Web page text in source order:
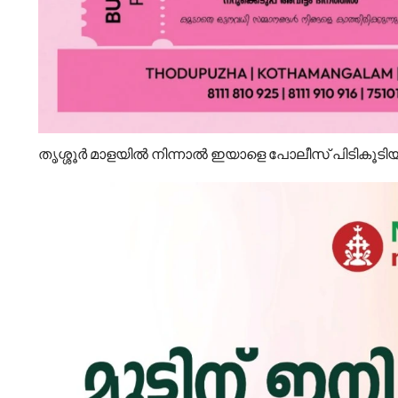
തൃശ്ശൂർ മാളയിൽ നിന്നാൽ ഇയാളെ പോലീസ്